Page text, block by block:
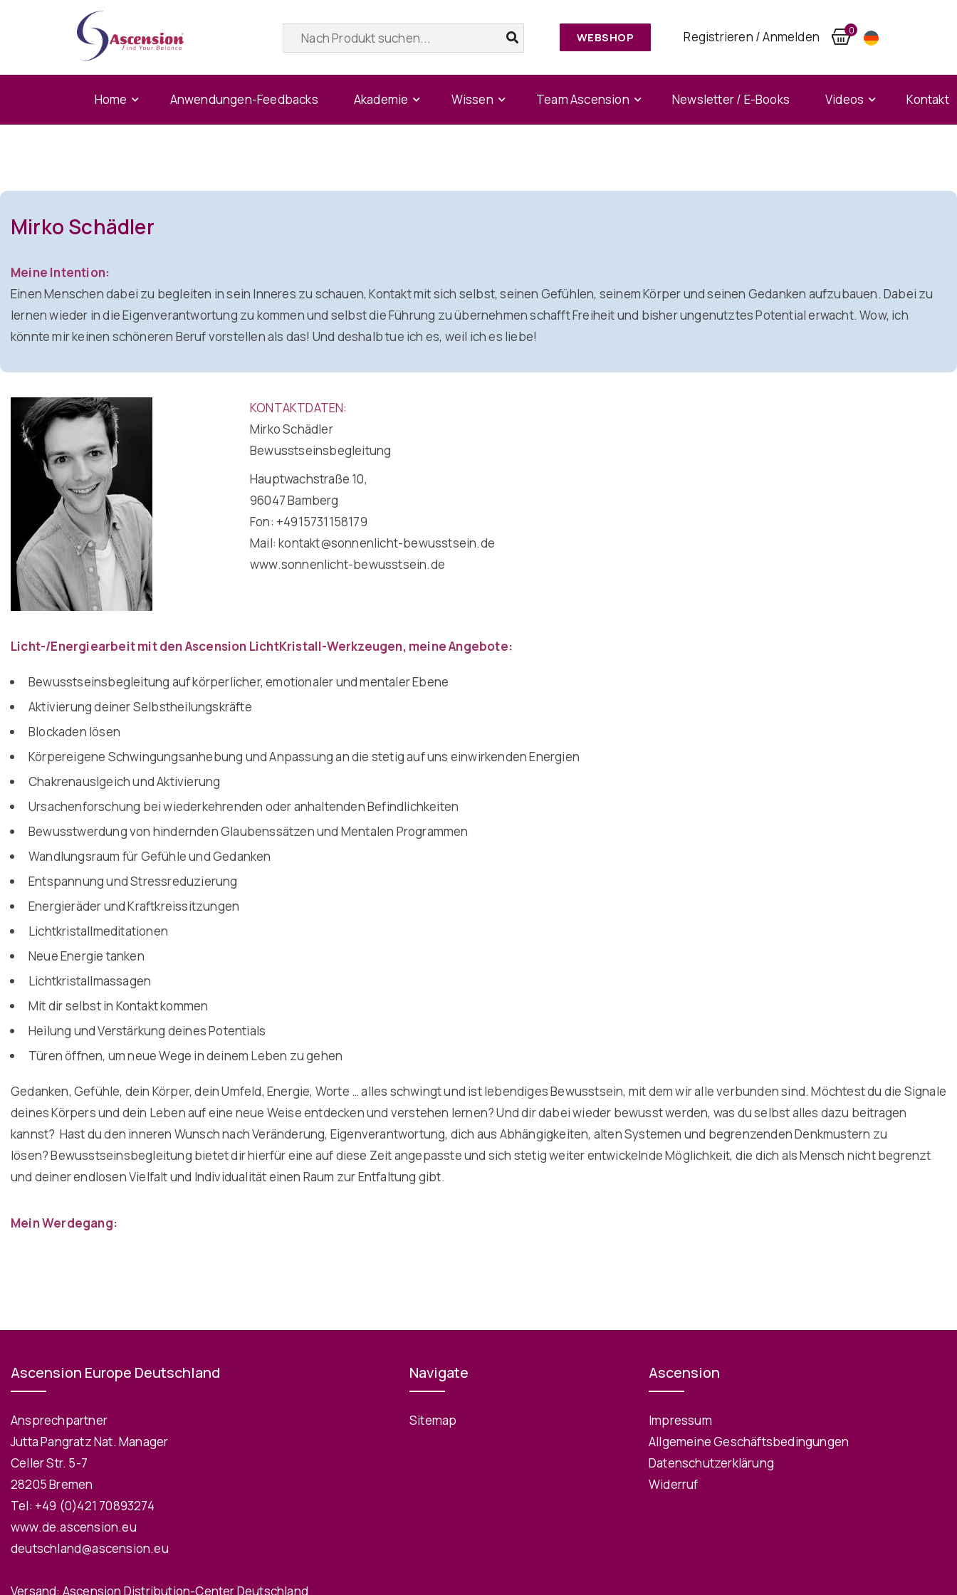
WEBSHOP Registrieren / Anmelden 0
Home Anwendungen-Feedbacks Akademie Wissen Team Ascension Newsletter / E-Books Videos Kontakt
Home/Mirko Schädler
Mirko Schädler
Meine Intention:
Einen Menschen dabei zu begleiten in sein Inneres zu schauen, Kontakt mit sich selbst, seinen Gefühlen, seinem Körper und seinen Gedanken aufzubauen. Dabei zu
lernen wieder in die Eigenverantwortung zu kommen und selbst die Führung zu übernehmen schafft Freiheit und bisher ungenutztes Potential erwacht. Wow, ich
könnte mir keinen schöneren Beruf vorstellen als das! Und deshalb tue ich es, weil ich es liebe!
KONTAKTDATEN:
Mirko Schädler
Bewusstseinsbegleitung
Hauptwachstraße 10,
96047 Bamberg
Fon: +4915731158179
Mail: kontakt@sonnenlicht-bewusstsein.de
www.sonnenlicht-bewusstsein.de
Licht-/Energiearbeit mit den Ascension LichtKristall-Werkzeugen, meine Angebote:
Bewusstseinsbegleitung auf körperlicher, emotionaler und mentaler Ebene
Aktivierung deiner Selbstheilungskräfte
Blockaden lösen
Körpereigene Schwingungsanhebung und Anpassung an die stetig auf uns einwirkenden Energien
Chakrenauslgeich und Aktivierung
Ursachenforschung bei wiederkehrenden oder anhaltenden Befindlichkeiten
Bewusstwerdung von hindernden Glaubenssätzen und Mentalen Programmen
Wandlungsraum für Gefühle und Gedanken
Entspannung und Stressreduzierung
Energieräder und Kraftkreissitzungen
Lichtkristallmeditationen
Neue Energie tanken
Lichtkristallmassagen
Mit dir selbst in Kontakt kommen
Heilung und Verstärkung deines Potentials
Türen öffnen, um neue Wege in deinem Leben zu gehen
Gedanken, Gefühle, dein Körper, dein Umfeld, Energie, Worte … alles schwingt und ist lebendiges Bewusstsein, mit dem wir alle verbunden sind. Möchtest du die Signale
deines Körpers und dein Leben auf eine neue Weise entdecken und verstehen lernen? Und dir dabei wieder bewusst werden, was du selbst alles dazu beitragen
kannst? Hast du den inneren Wunsch nach Veränderung, Eigenverantwortung, dich aus Abhängigkeiten, alten Systemen und begrenzenden Denkmustern zu
lösen? Bewusstseinsbegleitung bietet dir hierfür eine auf diese Zeit angepasste und sich stetig weiter entwickelnde Möglichkeit, die dich als Mensch nicht begrenzt
und deiner endlosen Vielfalt und Individualität einen Raum zur Entfaltung gibt.
Mein Werdegang:
Ascension Europe Deutschland
Ansprechpartner
Jutta Pangratz Nat. Manager
Celler Str. 5-7
28205 Bremen
Tel: +49 (0)421 70893274
www.de.ascension.eu
deutschland@ascension.eu
Versand: Ascension Distribution-Center Deutschland
Navigate
Sitemap
Ascension
Impressum
Allgemeine Geschäftsbedingungen
Datenschutzerklärung
Widerruf